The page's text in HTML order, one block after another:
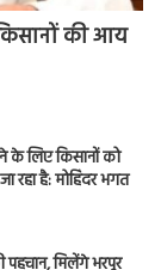
की आय
के लिए किसानों को
रहा है: मोहिंदर भगत